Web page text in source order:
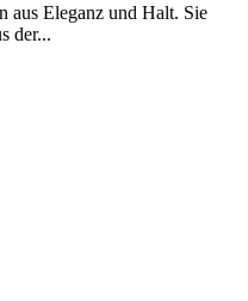
aus Eleganz und Halt. Sie
der...